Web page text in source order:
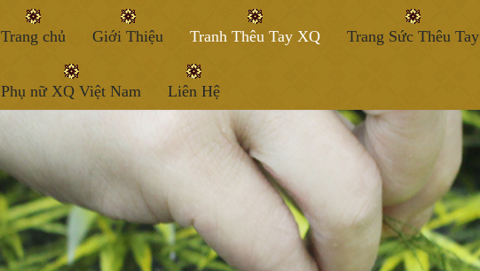
Trang chủ Giới Thiệu Tranh Thêu Tay XQ Trang Sức Thêu Tay
Phụ nữ XQ Việt Nam Liên Hệ